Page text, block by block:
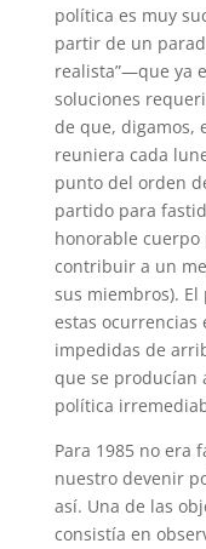
política es muy
partir de un
realista”—que ya
soluciones
de que, digamos,
reuniera cada
punto del orden
partido para
honorable
contribuir a un
sus miembros).
estas
impedidas de
que se producían
política
Para 1985 no era
nuestro devenir
así. Una de las
consistía en